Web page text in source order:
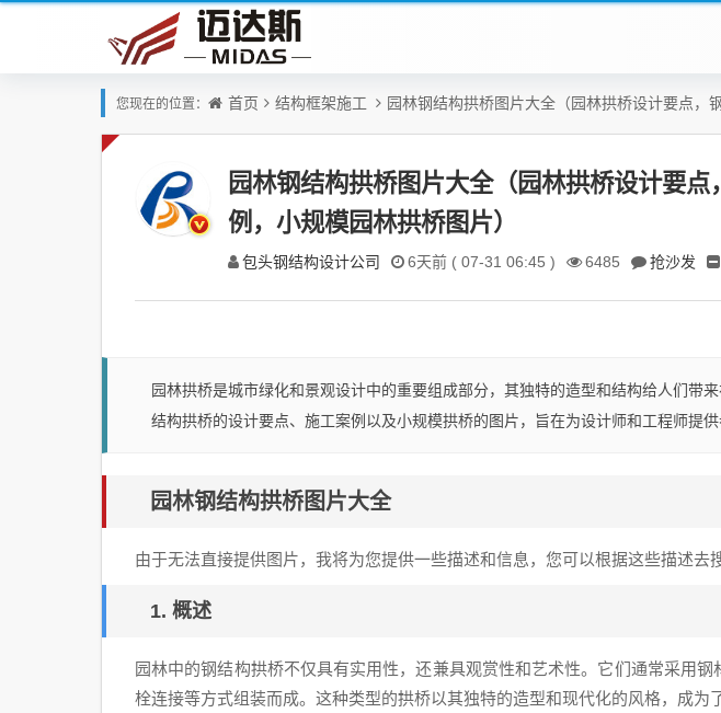
您现在的位置： 首页 结构框架施工 园林钢结构拱桥图片大全（园林拱桥设计要点，
园林钢结构拱桥图片大全（园林拱桥设计要
例，小规模园林拱桥图片）
包头钢结构设计公司 6天前 ( 07-31 06:45 ) 6485 抢沙发
园林拱桥是城市绿化和景观设计中的重要组成部分，其独特的造型和结构给人们带
结构拱桥的设计要点、施工案例以及小规模拱桥的图片，旨在为设计师和工程师提供
园林钢结构拱桥图片大全
由于无法直接提供图片，我将为您提供一些描述和信息，您可以根据这些描述去
1. 概述
园林中的钢结构拱桥不仅具有实用性，还兼具观赏性和艺术性。它们通常采用
栓连接等方式组装而成。这种类型的拱桥以其独特的造型和现代化的风格，成为